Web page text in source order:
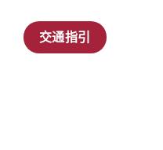
交通指引